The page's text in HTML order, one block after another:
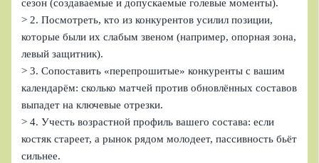
сезон (создаваемые и допускаемые голевые моменты).
> 2. Посмотреть, кто из конкурентов усилил позиции,
которые были их слабым звеном (например, опорная зона,
левый защитник).
> 3. Сопоставить «перепрошитые» конкуренты с вашим
календарём: сколько матчей против обновлённых составов
выпадет на ключевые отрезки.
> 4. Учесть возрастной профиль вашего состава: если
костяк стареет, а рынок рядом молодеет, пассивность бьёт
сильнее.